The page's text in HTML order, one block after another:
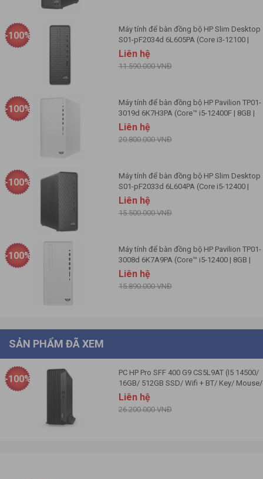
Trọng lượng
Phím, chuột
Kèm bàn phím, chuộtMáy tính để bàn đồng bộ HP Slim Desktop
S01-pF2034d 6L605PA (Core i3-12100 |
8GB | 256GB | Intel UHD | Win 11 | Đen)
Liên hệ
11.590.000 VNĐ
-100%
Máy tính để bàn đồng bộ HP Pavilion TP01-
3019d 6K7H3PA (Core™ i5-12400F | 8GB |
512GB | GTX1650 Super 4GB | Win 11)
Liên hệ
20.800.000 VNĐ
-100%
Máy tính để bàn đồng bộ HP Slim Desktop
S01-pF2033d 6L604PA (Core i5-12400 |
8GB | 256GB | Intel UHD | Win 11 | Đen)
Liên hệ
15.500.000 VNĐ
-100%
Máy tính để bàn đồng bộ HP Pavilion TP01-
3008d 6K7A9PA (Core™ i5-12400 | 8GB |
256GB | Intel® UHD | Win 11)
Liên hệ
15.890.000 VNĐ
-100%
SẢN PHẨM ĐÃ XEM
PC HP Pro SFF 400 G9 CS5L9AT (I5 14500/
16GB/ 512GB SSD/ Wifi + BT/ Key/ Mouse/
Win11)
Liên hệ
26.200.000 VNĐ
-100%